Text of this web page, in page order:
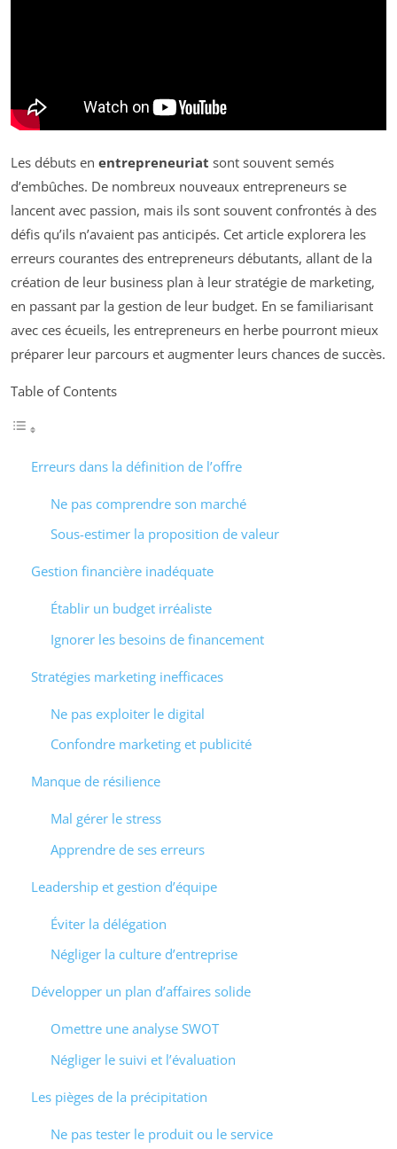
Les débuts en entrepreneuriat sont souvent semés
d’embûches. De nombreux nouveaux entrepreneurs se
lancent avec passion, mais ils sont souvent confrontés à des
défis qu’ils n’avaient pas anticipés. Cet article explorera les
erreurs courantes des entrepreneurs débutants, allant de la
création de leur business plan à leur stratégie de marketing,
en passant par la gestion de leur budget. En se familiarisant
avec ces écueils, les entrepreneurs en herbe pourront mieux
préparer leur parcours et augmenter leurs chances de succès.
Table of Contents
Erreurs dans la définition de l’offre
Ne pas comprendre son marché
Sous-estimer la proposition de valeur
Gestion financière inadéquate
Établir un budget irréaliste
Ignorer les besoins de financement
Stratégies marketing inefficaces
Ne pas exploiter le digital
Confondre marketing et publicité
Manque de résilience
Mal gérer le stress
Apprendre de ses erreurs
Leadership et gestion d’équipe
Éviter la délégation
Négliger la culture d’entreprise
Développer un plan d’affaires solide
Omettre une analyse SWOT
Négliger le suivi et l’évaluation
Les pièges de la précipitation
Ne pas tester le produit ou le service